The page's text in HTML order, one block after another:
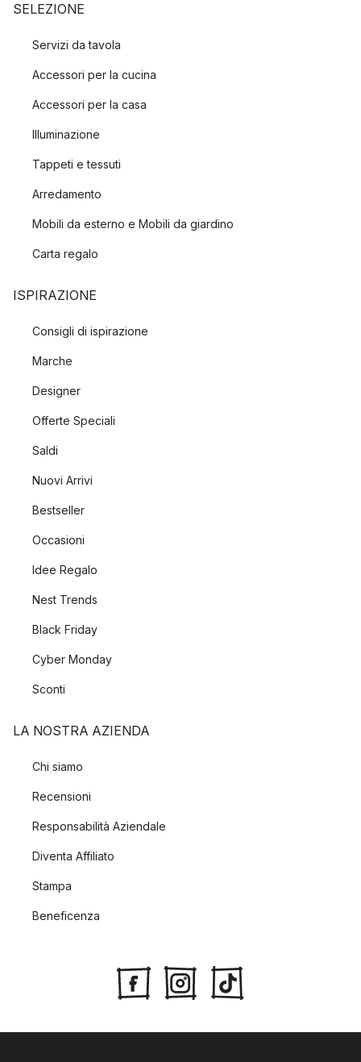
SELEZIONE
Servizi da tavola
Accessori per la cucina
Accessori per la casa
Illuminazione
Tappeti e tessuti
Arredamento
Mobili da esterno e Mobili da giardino
Carta regalo
ISPIRAZIONE
Consigli di ispirazione
Marche
Designer
Offerte Speciali
Saldi
Nuovi Arrivi
Bestseller
Occasioni
Idee Regalo
Nest Trends
Black Friday
Cyber Monday
Sconti
LA NOSTRA AZIENDA
Chi siamo
Recensioni
Responsabilità Aziendale
Diventa Affiliato
Stampa
Beneficenza